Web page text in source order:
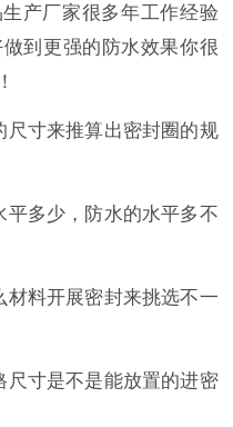
产厂家很多年工作经验
到更强的防水效果你很
尺寸来推算出密封圈的规
多少，防水的水平多不
料开展密封来挑选不一
尺寸是不是能放置的进密